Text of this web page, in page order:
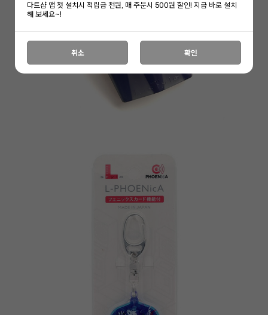
다트샵 앱 첫 설치시 적립금 천원, 매 주문시 500원 할인! 지금 바로 설치
해 보세요~!
취소 확인